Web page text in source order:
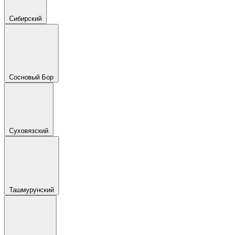
Сибирский
Сосновый Бор
Суховязский
Ташмурунский